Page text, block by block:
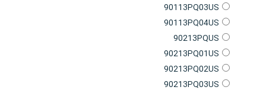
90113PQ03US
90113PQ04US
90213PQUS
90213PQ01US
90213PQ02US
90213PQ03US